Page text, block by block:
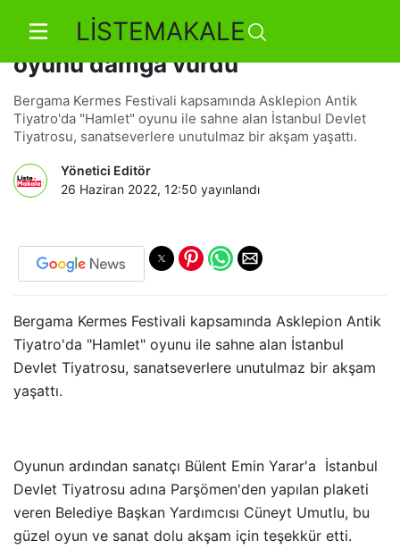
LİSTEMAKALE
Bergama Festivali’ne “Hamlet”
oyunu damga vurdu
Bergama Kermes Festivali kapsamında Asklepion Antik
Tiyatro'da "Hamlet" oyunu ile sahne alan İstanbul Devlet
Tiyatrosu, sanatseverlere unutulmaz bir akşam yaşattı.
Yönetici Editör
26 Haziran 2022, 12:50 yayınlandı
Bergama Kermes Festivali kapsamında Asklepion Antik
Tiyatro'da "Hamlet" oyunu ile sahne alan İstanbul
Devlet Tiyatrosu, sanatseverlere unutulmaz bir akşam
yaşattı.
Oyunun ardından sanatçı Bülent Emin Yarar'a İstanbul
Devlet Tiyatrosu adına Parşömen'den yapılan plaketi
veren Belediye Başkan Yardımcısı Cüneyt Umutlu, bu
güzel oyun ve sanat dolu akşam için teşekkür etti.